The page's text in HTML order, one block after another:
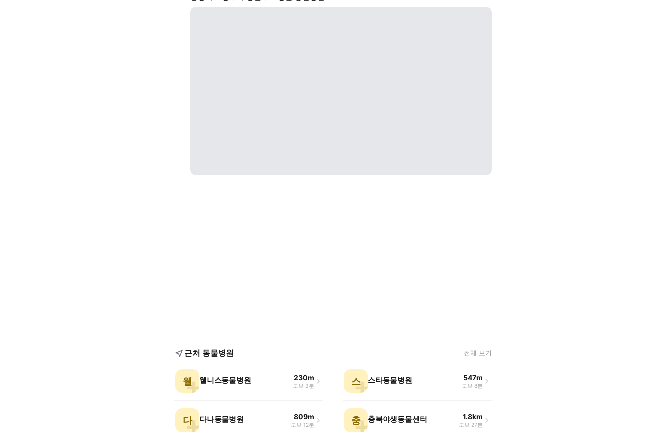
근처 동물병원 전체 보기
웰 웰니스동물병원 230m
도보 3분 스 스타동물병원 547m
도보 8분
다 다나동물병원 809m
도보 12분 충 충북야생동물센터 1.8km
도보 27분